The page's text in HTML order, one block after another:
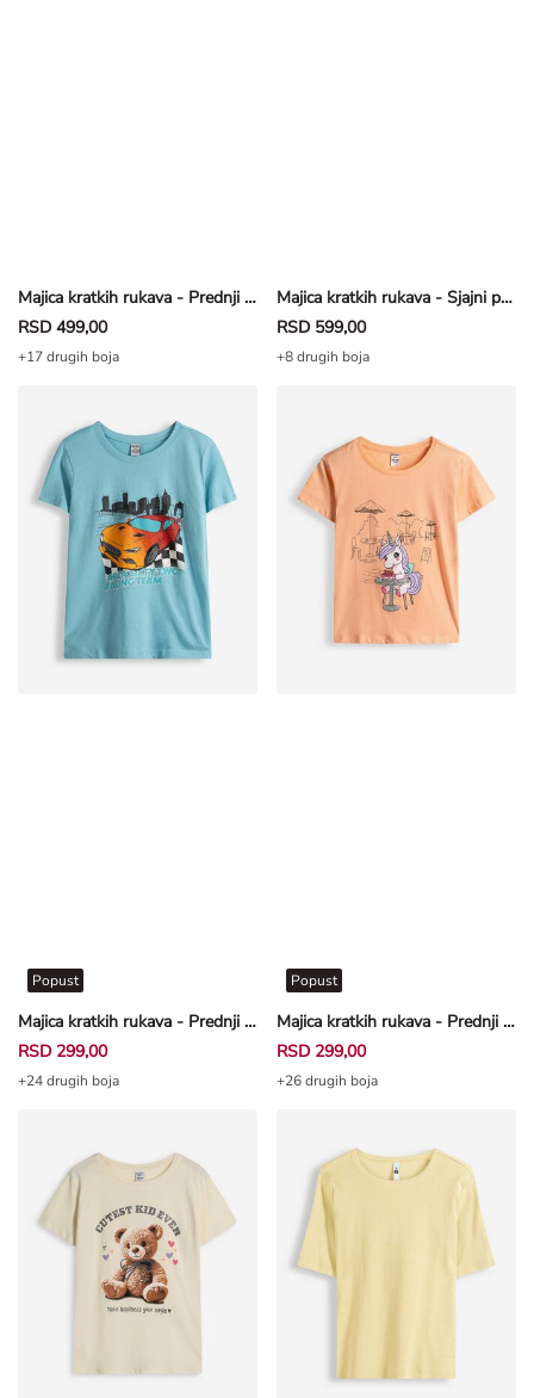
Majica kratkih rukava - Prednji otisak - tamnozelena
RSD 499,00
+17 drugih boja
Majica kratkih rukava - Sjajni print - prljavobela
RSD 599,00
+8 drugih boja
Majica kratkih rukava - Prednji otisak - svetloplava
Popust
RSD 299,00
+24 drugih boja
Majica kratkih rukava - Prednji otisak - narandžasta
Popust
RSD 299,00
+26 drugih boja